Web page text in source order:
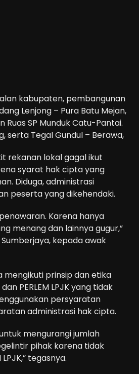
kabupaten, pembangunan
Lenjong – Pura Batu Mejan,
Ruas SP Munduk Catu-Pantai.
serta Tegal Gundul – Berawa,
rekanan lokal gagal ikut
syarat hak cipta yang
Diduga, administrasi
peserta yang dikehendaki.
Karena hanya
menang dan lainnya gugur,”
Sumberjaya, kepada awak
mengikuti prinsip dan etika
PERLEM LPJK yang tidak
persyaratan
administrasi hak cipta.
mengurangi jumlah
pihak karena tidak
LPJK,” tegasnya.